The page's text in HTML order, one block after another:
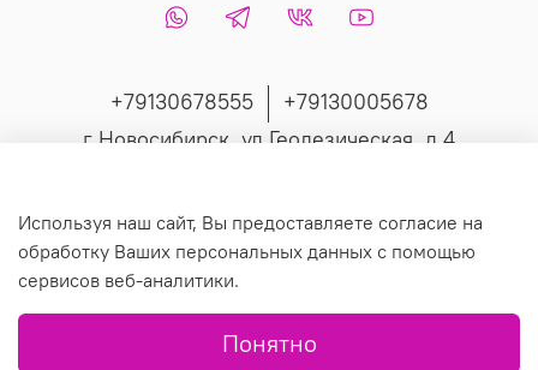
+79130678555
+79130005678
г Новосибирск, ул Геодезическая, д 4
© 2019 Любое использование контента без письменного
разрешения запрещено.
Используя наш сайт, Вы предоставляете согласие на
обработку Ваших персональных данных с помощью
сервисов веб-аналитики.
Понятно